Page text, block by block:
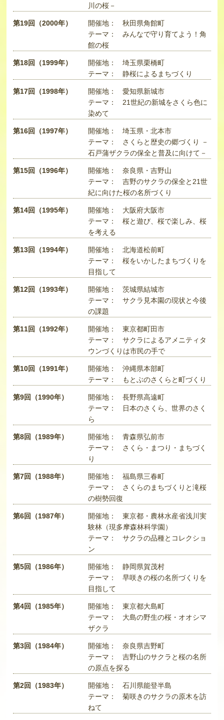
川の桜－
第19回（2000年） 開催地：
秋田県角館町
テーマ：
みんなで守り育てよう！角
館の桜
第18回（1999年） 開催地：
埼玉県栗橋町
テーマ：
静桜によるまちづくり
第17回（1998年） 開催地：
愛知県新城市
テーマ：
21世紀の新城をさくら色に
染めて
第16回（1997年） 開催地：
埼玉県・北本市
テーマ：
さくらと歴史の郷づくり －
石戸蒲ザクラの保全と普及に向けて－
第15回（1996年） 開催地：
奈良県・吉野山
テーマ：
吉野のサクラの保全と21世
紀に向けた桜の名所づくり
第14回（1995年） 開催地：
大阪府大阪市
テーマ：
桜と遊び、桜で楽しみ、桜
を考える
第13回（1994年） 開催地：
北海道松前町
テーマ：
桜をいかしたまちづくりを
目指して
第12回（1993年） 開催地：
茨城県結城市
テーマ：
サクラ見本園の現状と今後
の課題
第11回（1992年） 開催地：
東京都町田市
テーマ：
サクラによるアメニティタ
ウンづくりは市民の手で
第10回（1991年） 開催地：
沖縄県本部町
テーマ：
もとぶのさくらと町づくり
第9回（1990年） 開催地：
長野県高遠町
テーマ：
日本のさくら、世界のさく
ら
第8回（1989年） 開催地：
青森県弘前市
テーマ：
さくら・まつり・まちづく
り
第7回（1988年） 開催地：
福島県三春町
テーマ：
さくらのまちづくりと滝桜
の樹勢回復
第6回（1987年） 開催地：
東京都・農林水産省浅川実
験林（現多摩森林科学園）
テーマ：
サクラの品種とコレクショ
ン
第5回（1986年） 開催地：
静岡県賀茂村
テーマ：
早咲きの桜の名所づくりを
目指して
第4回（1985年） 開催地：
東京都大島町
テーマ：
大島の野生の桜・オオシマ
ザクラ
第3回（1984年） 開催地：
奈良県吉野町
テーマ：
吉野山のサクラと桜の名所
の原点を探る
第2回（1983年） 開催地：
石川県能登半島
テーマ：
菊咲きのサクラの原木を訪
ねて